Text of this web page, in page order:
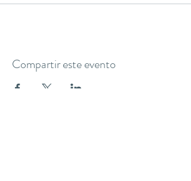
Compartir este evento